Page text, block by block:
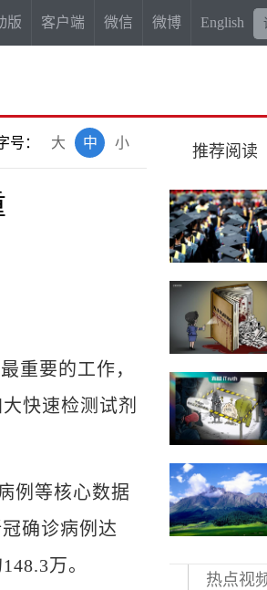
版 客户端 微信 微博 English
号： 小
中
大
重要的工作，
快速检测试剂
例等核心数据
确诊病例达
万。
推荐阅读
热点视